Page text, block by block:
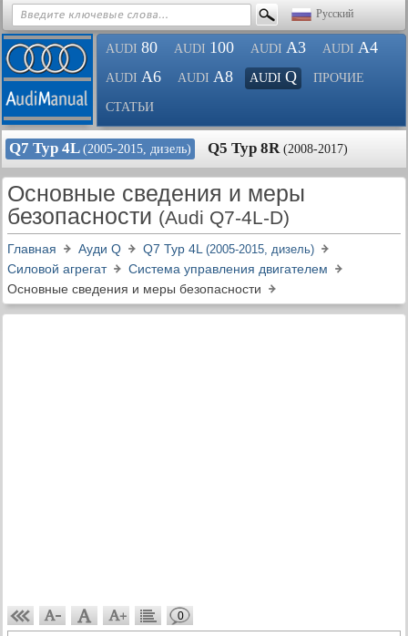
Русский
AUDI 80 AUDI 100 AUDI A3 AUDI A4
AUDI A6 AUDI A8 AUDI Q ПРОЧИЕ
СТАТЬИ
Q7 Typ 4L (2005-2015, дизель) Q5 Typ 8R (2008-2017)
Основные сведения и меры
безопасности (Audi Q7-4L-D)
Главная Ауди Q Q7 Typ 4L (2005-2015, дизель)
Силовой агрегат
Система управления двигателем
Основные сведения и меры безопасности
0